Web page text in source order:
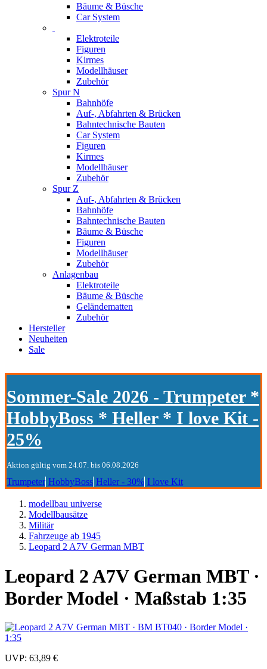
Bäume & Büsche
Car System
Elektroteile
Figuren
Kirmes
Modellhäuser
Zubehör
Spur N
Bahnhöfe
Auf-, Abfahrten & Brücken
Bahntechnische Bauten
Car System
Figuren
Kirmes
Modellhäuser
Zubehör
Spur Z
Auf-, Abfahrten & Brücken
Bahnhöfe
Bahntechnische Bauten
Bäume & Büsche
Figuren
Modellhäuser
Zubehör
Anlagenbau
Elektroteile
Bäume & Büsche
Geländematten
Zubehör
Hersteller
Neuheiten
Sale
Sommer-Sale 2026 - Trumpeter *
HobbyBoss * Heller * I love Kit -
25%
Aktion gültig vom 24.07. bis 06.08.2026
Trumpeter HobbyBoss Heller - 30% I love Kit
modellbau universe
Modellbausätze
Militär
Fahrzeuge ab 1945
Leopard 2 A7V German MBT
Leopard 2 A7V German MBT ·
Border Model · Maßstab 1:35
UVP: 63,89 €